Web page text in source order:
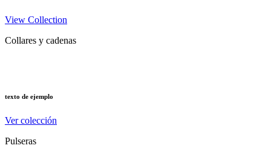
View Collection
Collares y cadenas
texto de ejemplo
Ver colección
Pulseras